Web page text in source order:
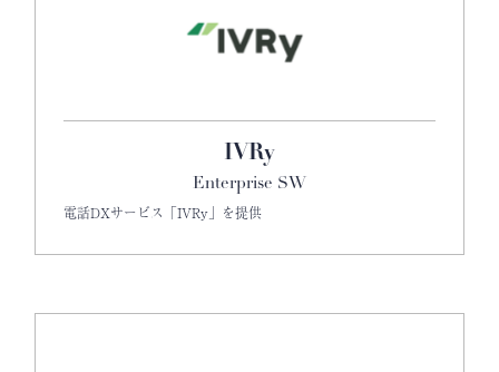
IVRy
Enterprise SW
電話DXサービス「IVRy」を提供